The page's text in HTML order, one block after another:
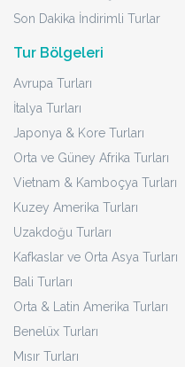
Son Dakika İndirimli Turlar
Tur Bölgeleri
Avrupa Turları
İtalya Turları
Japonya & Kore Turları
Orta ve Güney Afrika Turları
Vietnam & Kamboçya Turları
Kuzey Amerika Turları
Uzakdoğu Turları
Kafkaslar ve Orta Asya Turları
Bali Turları
Orta & Latin Amerika Turları
Benelüx Turları
Mısır Turları